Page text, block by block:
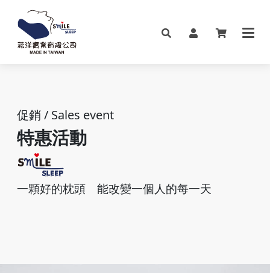
促銷 / Sales event
特惠活動
一顆好的枕頭 能改變一個人的每一天